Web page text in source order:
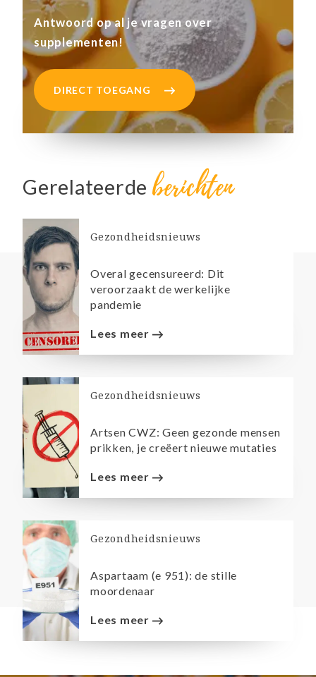
Antwoord op al je vragen over
supplementen!
DIRECT TOEGANG
Gerelateerde berichten
Gezondheidsnieuws
Overal gecensureerd: Dit
veroorzaakt de werkelijke
pandemie
Lees meer
Gezondheidsnieuws
Artsen CWZ: Geen gezonde mensen
prikken, je creëert nieuwe mutaties
Lees meer
Gezondheidsnieuws
Aspartaam (e 951): de stille
moordenaar
Lees meer